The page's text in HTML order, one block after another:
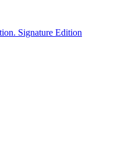
Signature Edition